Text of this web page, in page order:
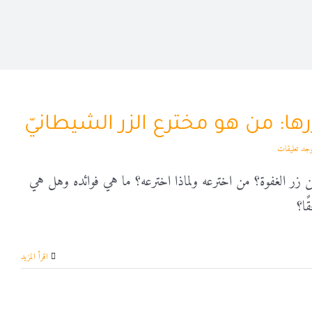
من هو مخترع الزر الشيطانيّ
تعليقات
الغفوة؟ من اخترعه ولماذا اخترعه؟ ما هي فوائده وهل هي